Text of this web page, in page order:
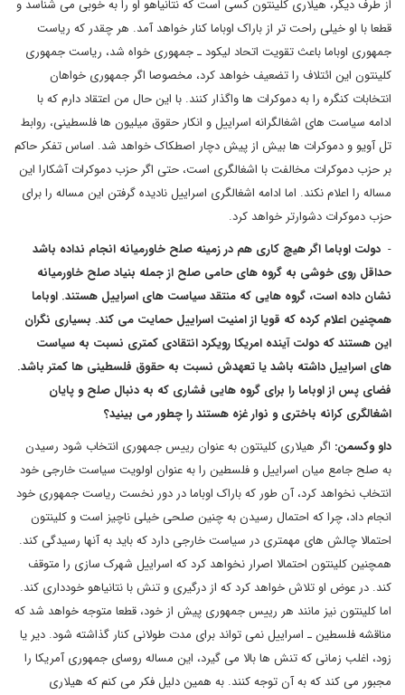
از طرف دیگر، هیلاری کلینتون کسی است که نتانیاهو او را به خوبی می شناسد و
قطعا با او خیلی راحت تر از باراک اوباما کنار خواهد آمد. هر چقدر که ریاست
جمهوری اوباما باعث تقویت اتحاد لیکود ـ جمهوری خواه شد، ریاست جمهوری
کلینتون این ائتلاف را تضعیف خواهد کرد، مخصوصا اگر جمهوری خواهان
انتخابات کنگره را به دموکرات ها واگذار کنند. با این حال من اعتقاد دارم که با
ادامه سیاست های اشغالگرانه اسراییل و انکار حقوق میلیون ها فلسطینی، روابط
تل آویو و دموکرات ها بیش از پیش دچار اصطکاک خواهد شد. اساس تفکر حاکم
بر حزب دموکرات مخالفت با اشغالگری است، حتی اگر حزب دموکرات آشکارا این
مساله را اعلام نکند. اما ادامه اشغالگری اسراییل نادیده گرفتن این مساله را برای
حزب دموکرات دشوارتر خواهد کرد.
- دولت اوباما اگر هیچ کاری هم در زمینه صلح خاورمیانه انجام نداده باشد
حداقل روی خوشی به گروه های حامی صلح از جمله بنیاد صلح خاورمیانه
نشان داده است، گروه هایی که منتقد سیاست های اسراییل هستند. اوباما
همچنین اعلام کرده که قویا از امنیت اسراییل حمایت می کند. بسیاری نگران
این هستند که دولت آینده امریکا رویکرد انتقادی کمتری نسبت به سیاست
های اسراییل داشته باشد یا تعهدش نسبت به حقوق فلسطینی ها کمتر باشد.
فضای پس از اوباما را برای گروه هایی فشاری که به دنبال صلح و پایان
اشغالگری کرانه باختری و نوار غزه هستند را چطور می بینید؟
داو وکسمن: اگر هیلاری کلینتون به عنوان رییس جمهوری انتخاب شود رسیدن
به صلح جامع میان اسراییل و فلسطین را به عنوان اولویت سیاست خارجی خود
انتخاب نخواهد کرد، آن طور که باراک اوباما در دور نخست ریاست جمهوری خود
انجام داد، چرا که احتمال رسیدن به چنین صلحی خیلی ناچیز است و کلینتون
احتمالا چالش های مهمتری در سیاست خارجی دارد که باید به آنها رسیدگی کند.
همچنین کلینتون احتمالا اصرار نخواهد کرد که اسراییل شهرک سازی را متوقف
کند. در عوض او تلاش خواهد کرد که از درگیری و تنش با نتانیاهو خودداری کند.
اما کلینتون نیز مانند هر رییس جمهوری پیش از خود، قطعا متوجه خواهد شد که
مناقشه فلسطین ـ اسراییل نمی تواند برای مدت طولانی کنار گذاشته شود. دیر یا
زود، اغلب زمانی که تنش ها بالا می گیرد، این مساله روسای جمهوری آمریکا را
مجبور می کند که به آن توجه کنند. به همین دلیل فکر می کنم که هیلاری